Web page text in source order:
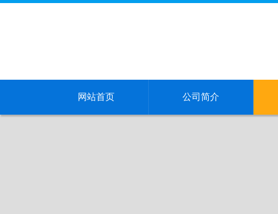
网站首页 公司简介